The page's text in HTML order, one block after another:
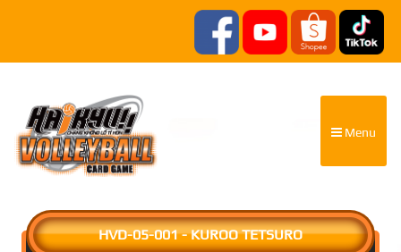
Menu
HVD-05-001 - KUROO TETSURO